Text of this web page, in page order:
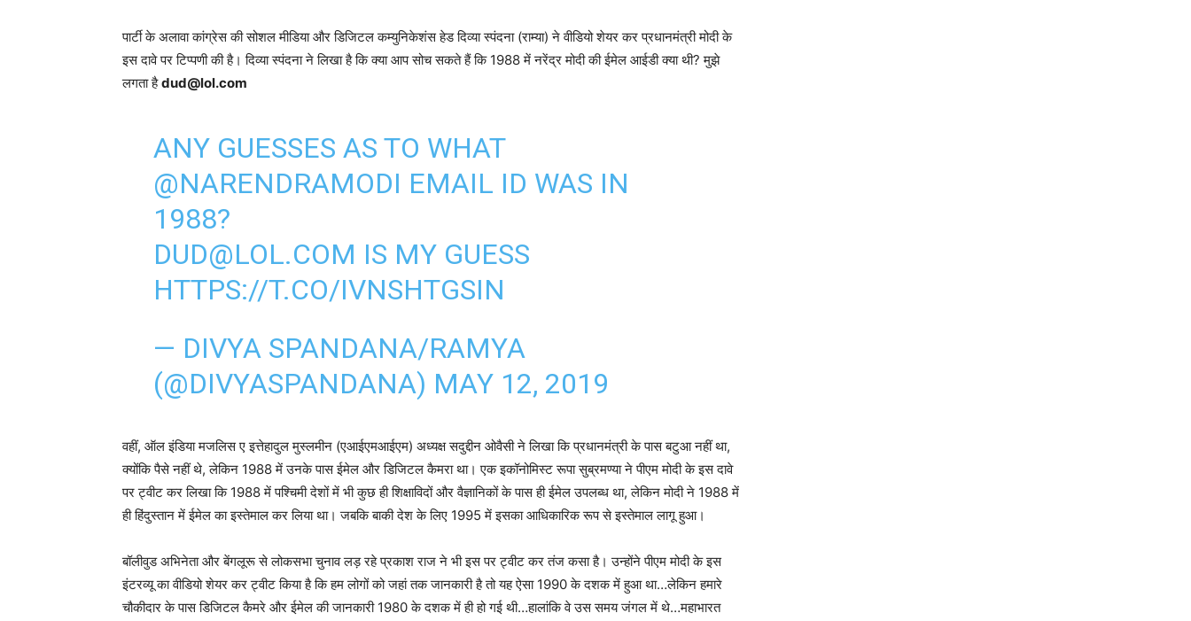
पार्टी के अलावा कांग्रेस की सोशल मीडिया और डिजिटल कम्युनिकेशंस हेड दिव्या स्पंदना (राम्या) ने वीडियो शेयर कर प्रधानमंत्री मोदी के
इस दावे पर टिप्पणी की है। दिव्या स्पंदना ने लिखा है कि क्या आप सोच सकते हैं कि 1988 में नरेंद्र मोदी की ईमेल आईडी क्या थी? मुझे
लगता हैdud@lol.com
ANY GUESSES AS TO WHAT
@NARENDRAMODI EMAIL ID WAS IN
1988?
DUD@LOL.COM IS MY GUESS
HTTPS://T.CO/IVNSHTGSIN
— DIVYA SPANDANA/RAMYA
(@DIVYASPANDANA) MAY 12, 2019
वहीं, ऑल इंडिया मजलिस ए इत्तेहादुल मुस्लमीन (एआईएमआईएम) अध्यक्ष सदुद्दीन ओवैसी ने लिखा कि प्रधानमंत्री के पास बटुआ नहीं था,
क्योंकि पैसे नहीं थे, लेकिन 1988 में उनके पास ईमेल और डिजिटल कैमरा था। एक इकॉनोमिस्ट रूपा सुब्रमण्या ने पीएम मोदी के इस दावे
पर ट्वीट कर लिखा कि 1988 में पश्चिमी देशों में भी कुछ ही शिक्षाविदों और वैज्ञानिकों के पास ही ईमेल उपलब्ध था, लेकिन मोदी ने 1988 में
ही हिंदुस्तान में ईमेल का इस्तेमाल कर लिया था। जबकि बाकी देश के लिए 1995 में इसका आधिकारिक रूप से इस्तेमाल लागू हुआ।
बॉलीवुड अभिनेता और बेंगलूरू से लोकसभा चुनाव लड़ रहे प्रकाश राज ने भी इस पर ट्वीट कर तंज कसा है। उन्होंने पीएम मोदी के इस
इंटरव्यू का वीडियो शेयर कर ट्वीट किया है कि हम लोगों को जहां तक जानकारी है तो यह ऐसा 1990 के दशक में हुआ था…लेकिन हमारे
चौकीदार के पास डिजिटल कैमरे और ईमेल की जानकारी 1980 के दशक में ही हो गई थी…हालांकि वे उस समय जंगल में थे…महाभारत